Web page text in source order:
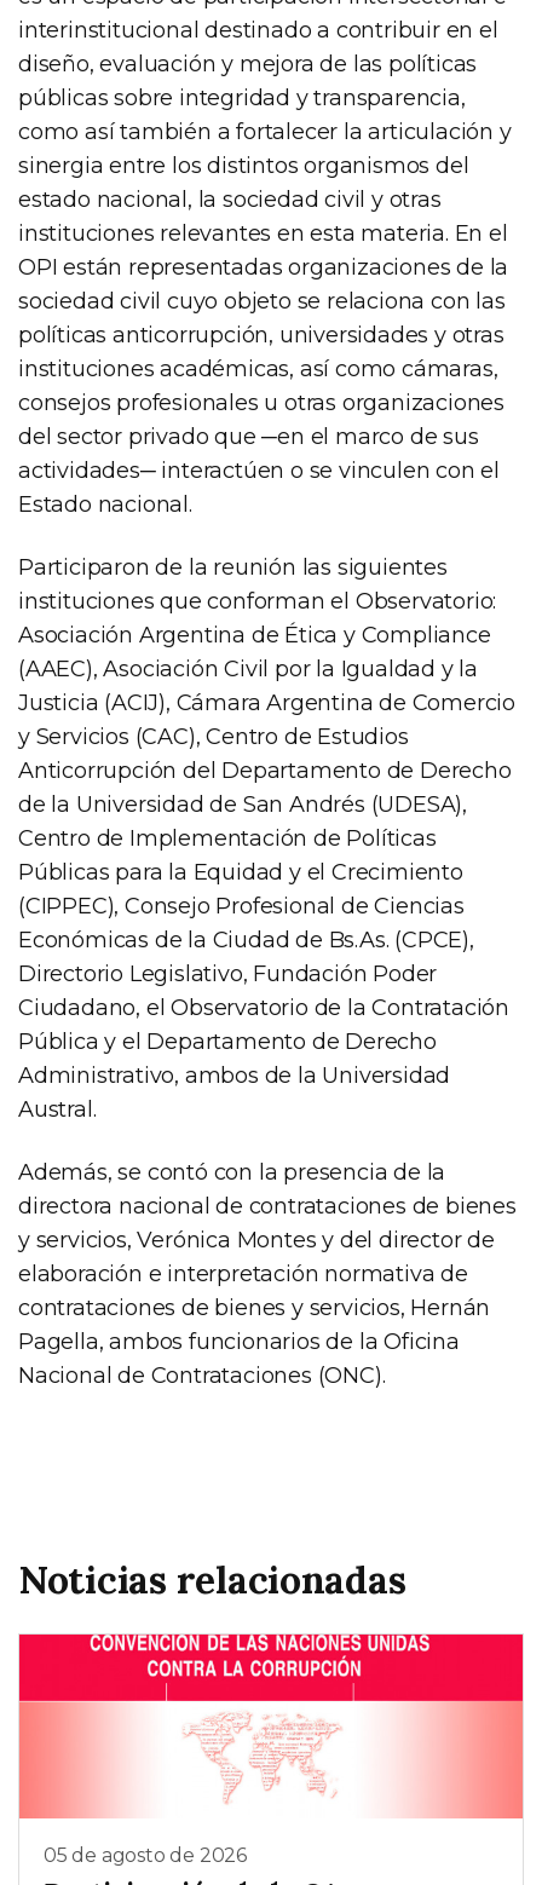
interinstitucional destinado a contribuir en el
diseño, evaluación y mejora de las políticas
públicas sobre integridad y transparencia,
como así también a fortalecer la articulación y
sinergia entre los distintos organismos del
estado nacional, la sociedad civil y otras
instituciones relevantes en esta materia. En el
OPI están representadas organizaciones de la
sociedad civil cuyo objeto se relaciona con las
políticas anticorrupción, universidades y otras
instituciones académicas, así como cámaras,
consejos profesionales u otras organizaciones
del sector privado que ─en el marco de sus
actividades─ interactúen o se vinculen con el
Estado nacional.
Participaron de la reunión las siguientes
instituciones que conforman el Observatorio:
Asociación Argentina de Ética y Compliance
(AAEC), Asociación Civil por la Igualdad y la
Justicia (ACIJ), Cámara Argentina de Comercio
y Servicios (CAC), Centro de Estudios
Anticorrupción del Departamento de Derecho
de la Universidad de San Andrés (UDESA),
Centro de Implementación de Políticas
Públicas para la Equidad y el Crecimiento
(CIPPEC), Consejo Profesional de Ciencias
Económicas de la Ciudad de Bs.As. (CPCE),
Directorio Legislativo, Fundación Poder
Ciudadano, el Observatorio de la Contratación
Pública y el Departamento de Derecho
Administrativo, ambos de la Universidad
Austral.
Además, se contó con la presencia de la
directora nacional de contrataciones de bienes
y servicios, Verónica Montes y del director de
elaboración e interpretación normativa de
contrataciones de bienes y servicios, Hernán
Pagella, ambos funcionarios de la Oficina
Nacional de Contrataciones (ONC).
Noticias relacionadas
05 de agosto de 2026